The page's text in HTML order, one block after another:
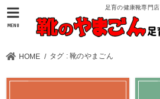
足育の健康靴専門店
MENU
HOME タグ : 靴のやまごん